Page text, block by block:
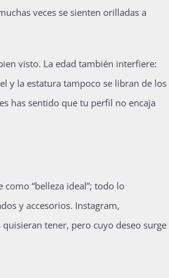
veces se sienten orilladas a
visto. La edad también interfiere:
y la estatura tampoco se libran de los
has sentido que tu perfil no encaja
“belleza ideal”; todo lo
y accesorios. Instagram,
tener, pero cuyo deseo surge